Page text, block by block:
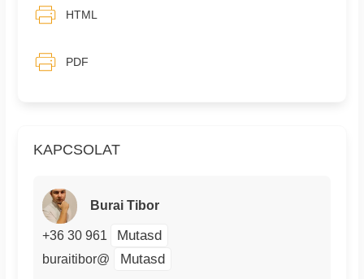
KAPCSOLAT
Burai Tibor
+36 30 961 Mutasd
buraitibor@ Mutasd
HTML
PDF